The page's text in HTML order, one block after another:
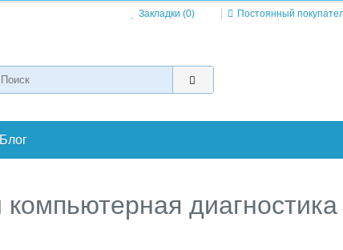
Закладки (0) Постоянный
Блог
компьютерная